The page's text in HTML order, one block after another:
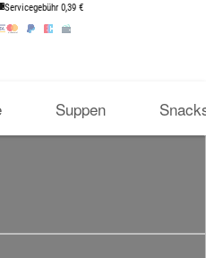
Servicegebühr 0,39 €
Suppen